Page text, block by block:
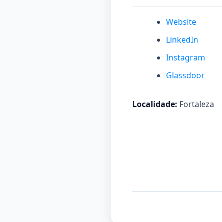
Website
LinkedIn
Instagram
Glassdoor
Localidade: Fortaleza